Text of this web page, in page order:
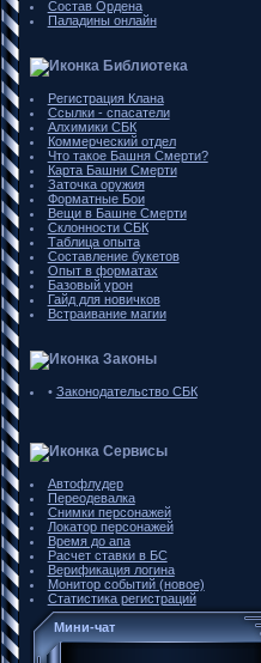
Состав Ордена
Паладины онлайн
Библиотека
Регистрация Клана
Ссылки - спасатели
Алхимики СБК
Коммерческий отдел
Что такое Башня Смерти?
Карта Башни Смерти
Заточка оружия
Форматные Бои
Вещи в Башне Смерти
Склонности СБК
Таблица опыта
Составление букетов
Опыт в форматах
Базовый урон
Гайд для новичков
Встраивание магии
Законы
• Законодательство СБК
Сервисы
Автофлудер
Переодевалка
Снимки персонажей
Локатор персонажей
Время до апа
Расчет ставки в БС
Верификация логина
Монитор событий (новое)
Статистика регистраций
Мини-чат